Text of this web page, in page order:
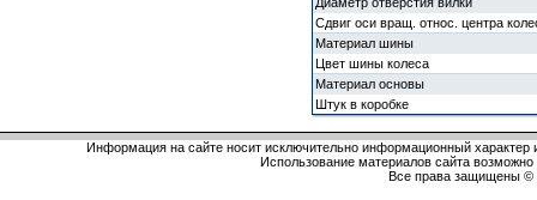
Сдвиг оси вращ. относ. центра
Материал шины
Цвет шины колеса
Материал основы
Штук в коробке
Информация на сайте носит исключительно информационный
Использование материалов сайта
Все права защищены ©